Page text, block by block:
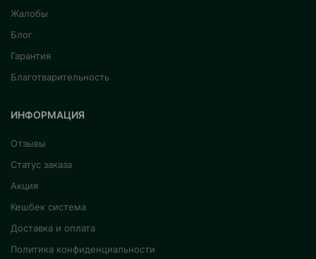
Жалобы
Блог
Гарантия
Благотварительность
ИНФОРМАЦИЯ
Отзывы
Статус заказа
Акция
Кешбек система
Доставка и оплата
Политика конфиденциальности